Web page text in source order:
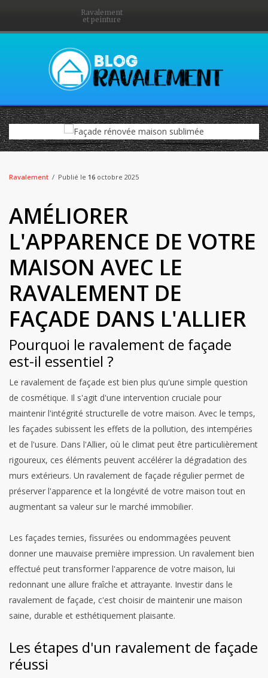
Ravalement
et peinture
Ravalement Publié le 16 octobre 2025
AMÉLIORER
L'APPARENCE DE VOTRE
MAISON AVEC LE
RAVALEMENT DE
FAÇADE DANS L'ALLIER
Pourquoi le ravalement de façade
est-il essentiel ?
Le ravalement de façade est bien plus qu'une simple question
de cosmétique. Il s'agit d'une intervention cruciale pour
maintenir l'intégrité structurelle de votre maison. Avec le temps,
les façades subissent les effets de la pollution, des intempéries
et de l'usure. Dans l'Allier, où le climat peut être particulièrement
rigoureux, ces éléments peuvent accélérer la dégradation des
murs extérieurs. Un ravalement de façade régulier permet de
préserver l'apparence et la longévité de votre maison tout en
augmentant sa valeur sur le marché immobilier.
Les façades ternies, fissurées ou endommagées peuvent
donner une mauvaise première impression. Un ravalement bien
effectué peut transformer l'apparence de votre maison, lui
redonnant une allure fraîche et attrayante. Investir dans le
ravalement de façade, c'est choisir de maintenir une maison
saine, durable et esthétiquement plaisante.
Les étapes d'un ravalement de façade
réussi